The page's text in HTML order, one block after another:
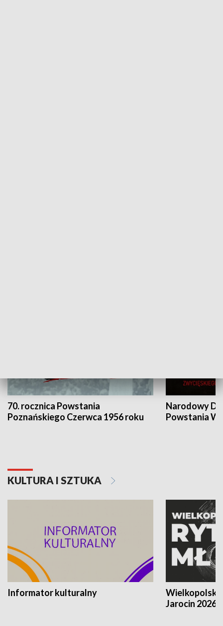
70. rocznica Powstania
Poznańskiego Czerwca 1956 roku
Narodowy
Powstania
KULTURA I SZTUKA
Informator kulturalny
Jarocin 2026